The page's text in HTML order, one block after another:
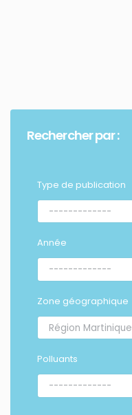
Rechercher par :
Type de publication
Année
Zone géographique
Polluants